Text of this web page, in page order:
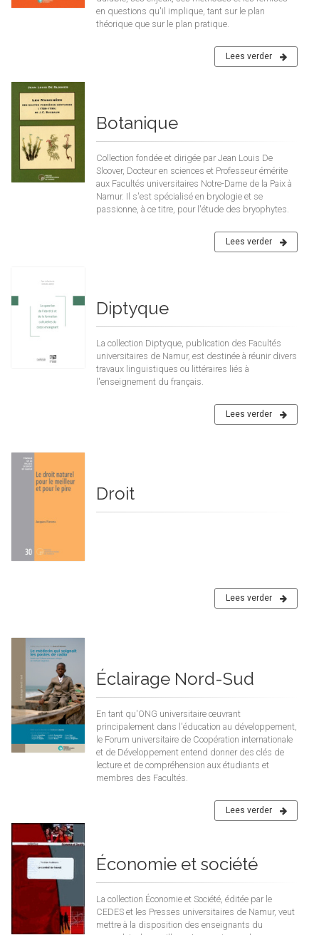
en questions qu'il implique, tant sur le plan
théorique que sur le plan pratique.
Lees verder
Botanique
Collection fondée et dirigée par Jean Louis De
Sloover, Docteur en sciences et Professeur émérite
aux Facultés universitaires Notre-Dame de la Paix à
Namur. Il s'est spécialisé en bryologie et se
passionne, à ce titre, pour l'étude des bryophytes.
Lees verder
Diptyque
La collection Diptyque, publication des Facultés
universitaires de Namur, est destinée à réunir divers
travaux linguistiques ou littéraires liés à
l'enseignement du français.
Lees verder
Droit
Lees verder
Éclairage Nord-Sud
En tant qu'ONG universitaire œuvrant
principalement dans l'éducation au développement,
le Forum universitaire de Coopération internationale
et de Développement entend donner des clés de
lecture et de compréhension aux étudiants et
membres des Facultés.
Lees verder
Économie et société
La collection Économie et Société, éditée par le
CEDES et les Presses universitaires de Namur, veut
mettre à la disposition des enseignants du